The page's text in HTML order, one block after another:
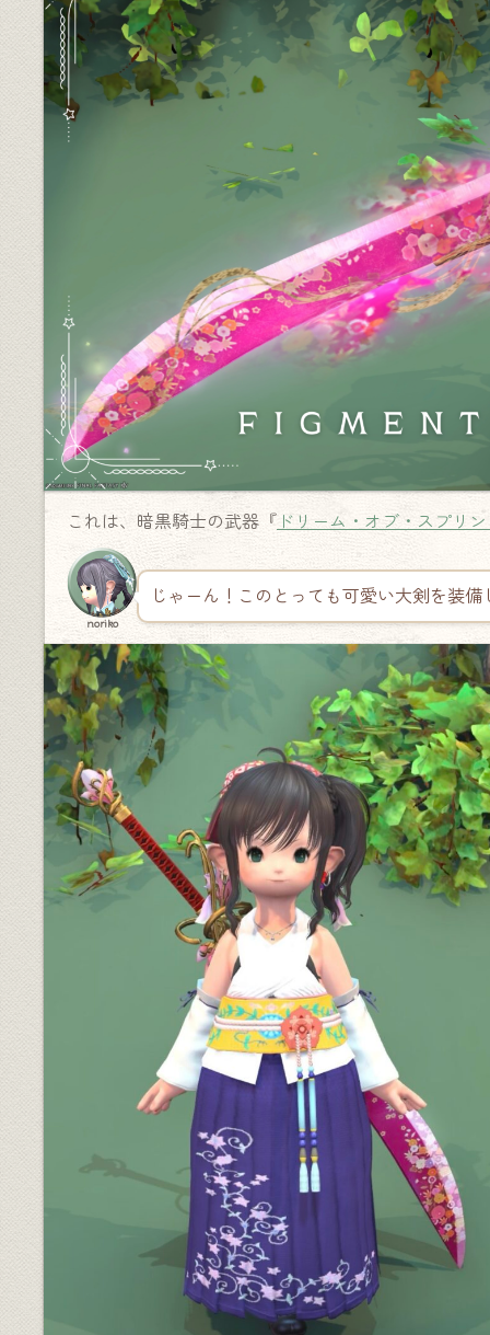
これは、暗黒騎士の武器『 ドリーム・オブ・スプリ
noriko
じゃーん！このとっても可愛い大剣を装